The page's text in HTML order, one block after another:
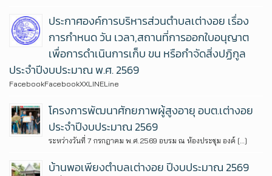
ประกาศองค์การบริหารส่วนตำบลเต่างอย เรื่อง
การกำหนด วัน เวลา,สถานที่การออกใบอนุญาต
เพื่อการดำเนินการเก็บ ขน หรือกำจัดสิ่งปฏิกูล
ประจำปีงบประมาณ พ.ศ. 2569
FacebookFacebookXXLINELine
โครงการพัฒนาศักยภาพผู้สูงอายุ อบต.เต่างอย
ประจำปีงบประมาณ 2569
ระหว่างวันที่ 7 กรกฎาคม พ.ศ.2569 อบรม ณ ห้องประชุม องค์ […]
บ้านพอเพียงตำบลเต่างอย ปีงบประมาณ 2569